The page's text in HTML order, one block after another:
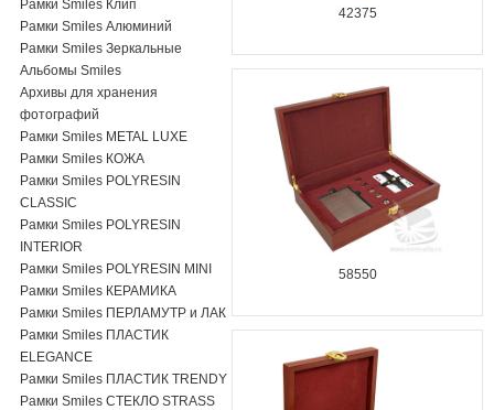
Рамки Smiles Клип
Рамки Smiles Алюминий
Рамки Smiles Зеркальные
Альбомы Smiles
Архивы для хранения
фотографий
Рамки Smiles METAL LUXE
Рамки Smiles КОЖА
Рамки Smiles POLYRESIN
CLASSIC
Рамки Smiles POLYRESIN
INTERIOR
Рамки Smiles POLYRESIN MINI
Рамки Smiles КЕРАМИКА
Рамки Smiles ПЕРЛАМУТР и ЛАК
Рамки Smiles ПЛАСТИК
ELEGANCE
Рамки Smiles ПЛАСТИК TRENDY
Рамки Smiles СТЕКЛО STRASS
42375
58550